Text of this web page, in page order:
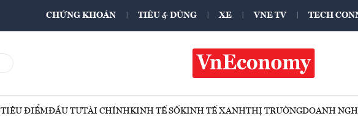
CHỨNG KHOÁN TIÊU & DÙNG XE VNE TV TECH
TIÊU ĐIỂMĐẦU TƯTÀI CHÍNHKINH TẾ SỐKINH TẾ XANHTHỊ TRƯỜNGDOANH